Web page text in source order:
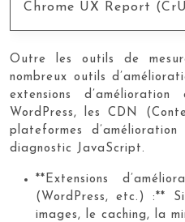
Chrome UX Report
Outre les outils de
nombreux outils
extensions
WordPress, les CDN
plateformes
diagnostic JavaScript.
**Extensions
(WordPress, etc.) :**
images, le caching, la